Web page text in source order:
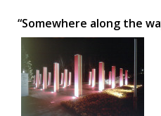
“Somewhere along the